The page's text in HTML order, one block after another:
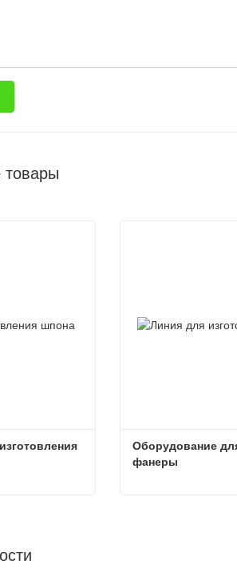
товары
Оборудование
фанеры